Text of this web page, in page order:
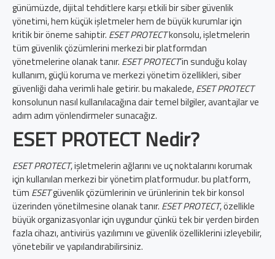
günümüzde, dijital tehditlere karşı etkili bir siber güvenlik
yönetimi, hem küçük işletmeler hem de büyük kurumlar için
kritik bir öneme sahiptir. ESET PROTECTkonsolu, işletmelerin
tüm güvenlik çözümlerini merkezi bir platformdan
yönetmelerine olanak tanır. ESET PROTECT’in sunduğu kolay
kullanım, güçlü koruma ve merkezi yönetim özellikleri, siber
güvenliği daha verimli hale getirir. bu makalede,ESET PROTECT
konsolunun nasıl kullanılacağına dair temel bilgiler, avantajlar ve
adım adım yönlendirmeler sunacağız.
ESET PROTECT Nedir?
ESET PROTECT, işletmelerin ağlarını ve uç noktalarını korumak
için kullanılan merkezi bir yönetim platformudur. bu platform,
tüm ESETgüvenlik çözümlerinin ve ürünlerinin tek bir konsol
üzerinden yönetilmesine olanak tanır. ESET PROTECT, özellikle
büyük organizasyonlar için uygundur çünkü tek bir yerden birden
fazla cihazı, antivirüs yazılımını ve güvenlik özelliklerini izleyebilir,
yönetebilir ve yapılandırabilirsiniz.